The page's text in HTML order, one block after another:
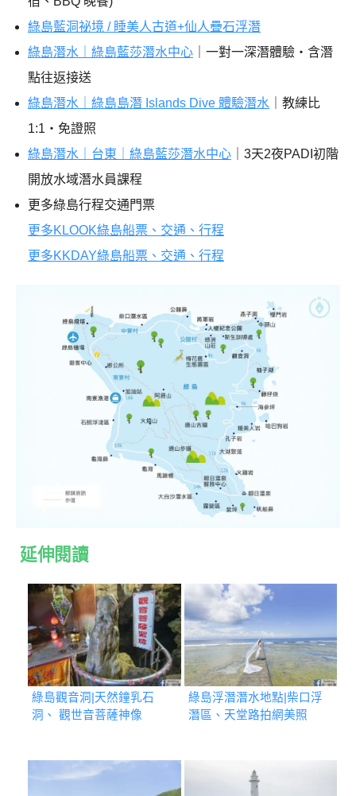
綠島藍洞祕境 / 睡美人古道+仙人疊石浮潛
綠島潛水｜綠島藍莎潛水中心 ｜一對一深潛體驗・含潛
點往返接送
綠島潛水｜綠島島潛 Islands Dive 體驗潛水 ｜教練比
1:1・免證照
綠島潛水｜台東｜綠島藍莎潛水中心 ｜3天2夜PADI初階
開放水域潛水員課程
更多綠島行程交通門票
更多KLOOK綠島船票、交通、行程
更多KKDAY綠島船票、交通、行程
延伸閱讀
綠島觀音洞|天然鐘乳石
洞、 觀世音菩薩神像
綠島浮潛潛水地點|柴口浮
潛區、天堂路拍網美照